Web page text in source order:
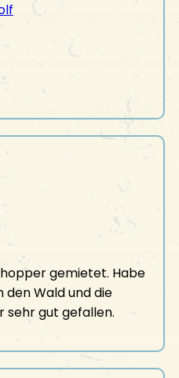
gemietet. Habe
den Wald und die
sehr gut gefallen.